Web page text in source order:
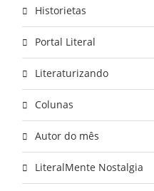
Historietas
Portal Literal
Literaturizando
Colunas
Autor do mês
LiteralMente Nostalgia